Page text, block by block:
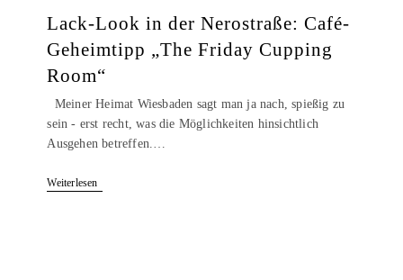
Lack-Look in der Nerostraße: Café-
Geheimtipp „The Friday Cupping
Room“
Meiner Heimat Wiesbaden sagt man ja nach, spießig zu
sein - erst recht, was die Möglichkeiten hinsichtlich
Ausgehen betreffen.…
Weiterlesen